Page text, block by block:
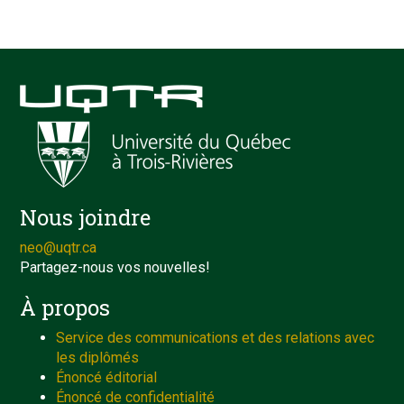
Nous joindre
neo@uqtr.ca
Partagez-nous vos nouvelles!
À propos
Service des communications et des relations avec
les diplômés
Énoncé éditorial
Énoncé de confidentialité